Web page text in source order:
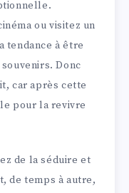
ou visitez un
tendance à être
Donc
car après cette
pour la revivre
de la séduire et
de temps à autre,